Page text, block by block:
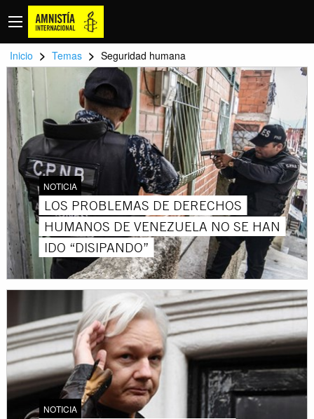
Inicio > Temas > Seguridad humana
NOTICIA
LOS PROBLEMAS DE DERECHOS
HUMANOS DE VENEZUELA NO SE HAN
IDO “DISIPANDO”
NOTICIA